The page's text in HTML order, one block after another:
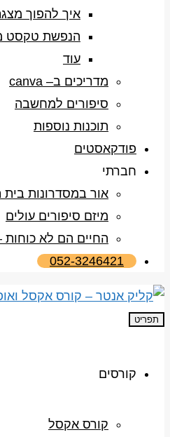
איך להפוך
הנפשת טקסט
עוד
מדריכים ב– canva
סיפורים למחשבה
תוכנות נוספות
פודקאסטים
חברתי
אור במסדרונות
מיזם סיפורים עולים
החיים הם לא
052-3246421
תפריט
קורסים
קורס אקסל